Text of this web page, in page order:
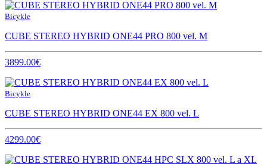
Bicykle
CUBE STEREO HYBRID ONE44 PRO 800 vel. M
3899.00€
Bicykle
CUBE STEREO HYBRID ONE44 EX 800 vel. L
4299.00€